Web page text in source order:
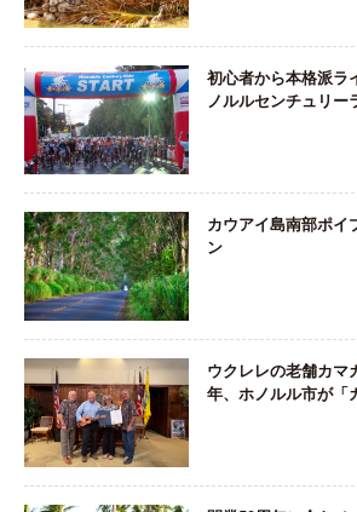
初心者から本格派ラ
ノルルセンチュリー
カウアイ島南部ポイ
ン
ウクレレの老舗カマ
年、ホノルル市が「